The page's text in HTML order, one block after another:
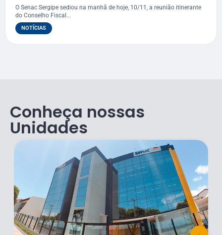
O Senac Sergipe sediou na manhã de hoje, 10/11, a reunião itinerante
do Conselho Fiscal...
NOTÍCIAS
Conheça nossas
Unidades